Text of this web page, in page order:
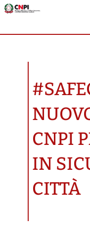
CNPI
IN
CITTÀ